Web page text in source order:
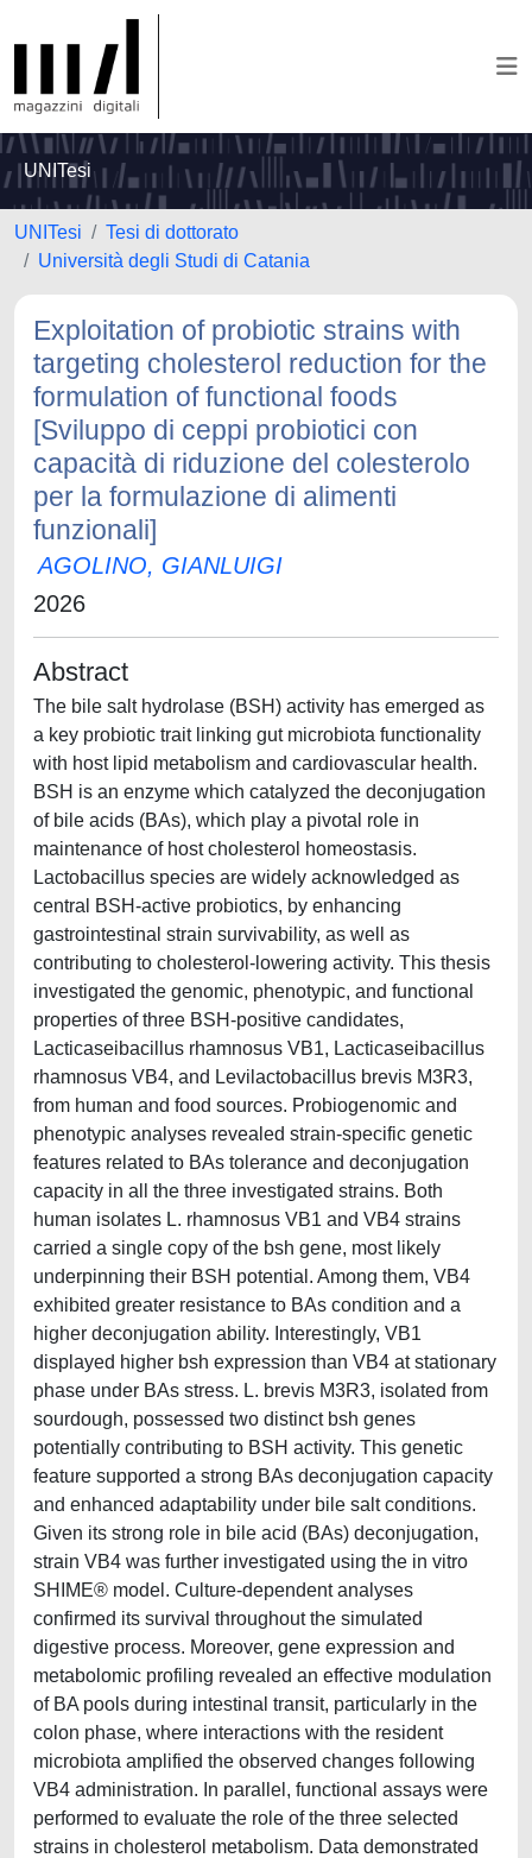
UNITesi
UNITesi
Tesi di dottorato
Università degli Studi di Catania
Exploitation of probiotic strains with
targeting cholesterol reduction for the
formulation of functional foods
[Sviluppo di ceppi probiotici con
capacità di riduzione del colesterolo
per la formulazione di alimenti
funzionali]
AGOLINO, GIANLUIGI
2026
Abstract
The bile salt hydrolase (BSH) activity has emerged as
a key probiotic trait linking gut microbiota functionality
with host lipid metabolism and cardiovascular health.
BSH is an enzyme which catalyzed the deconjugation
of bile acids (BAs), which play a pivotal role in
maintenance of host cholesterol homeostasis.
Lactobacillus species are widely acknowledged as
central BSH-active probiotics, by enhancing
gastrointestinal strain survivability, as well as
contributing to cholesterol-lowering activity. This thesis
investigated the genomic, phenotypic, and functional
properties of three BSH-positive candidates,
Lacticaseibacillus rhamnosus VB1, Lacticaseibacillus
rhamnosus VB4, and Levilactobacillus brevis M3R3,
from human and food sources. Probiogenomic and
phenotypic analyses revealed strain-specific genetic
features related to BAs tolerance and deconjugation
capacity in all the three investigated strains. Both
human isolates L. rhamnosus VB1 and VB4 strains
carried a single copy of the bsh gene, most likely
underpinning their BSH potential. Among them, VB4
exhibited greater resistance to BAs condition and a
higher deconjugation ability. Interestingly, VB1
displayed higher bsh expression than VB4 at stationary
phase under BAs stress. L. brevis M3R3, isolated from
sourdough, possessed two distinct bsh genes
potentially contributing to BSH activity. This genetic
feature supported a strong BAs deconjugation capacity
and enhanced adaptability under bile salt conditions.
Given its strong role in bile acid (BAs) deconjugation,
strain VB4 was further investigated using the in vitro
SHIME® model. Culture-dependent analyses
confirmed its survival throughout the simulated
digestive process. Moreover, gene expression and
metabolomic profiling revealed an effective modulation
of BA pools during intestinal transit, particularly in the
colon phase, where interactions with the resident
microbiota amplified the observed changes following
VB4 administration. In parallel, functional assays were
performed to evaluate the role of the three selected
strains in cholesterol metabolism. Data demonstrated